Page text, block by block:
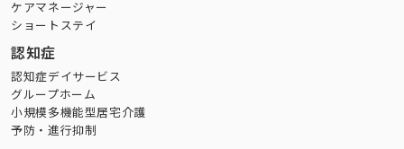
ケアマネージャー
ショートステイ
認知症
認知症デイサービス
グループホーム
小規模多機能型居宅介護
予防・進行抑制